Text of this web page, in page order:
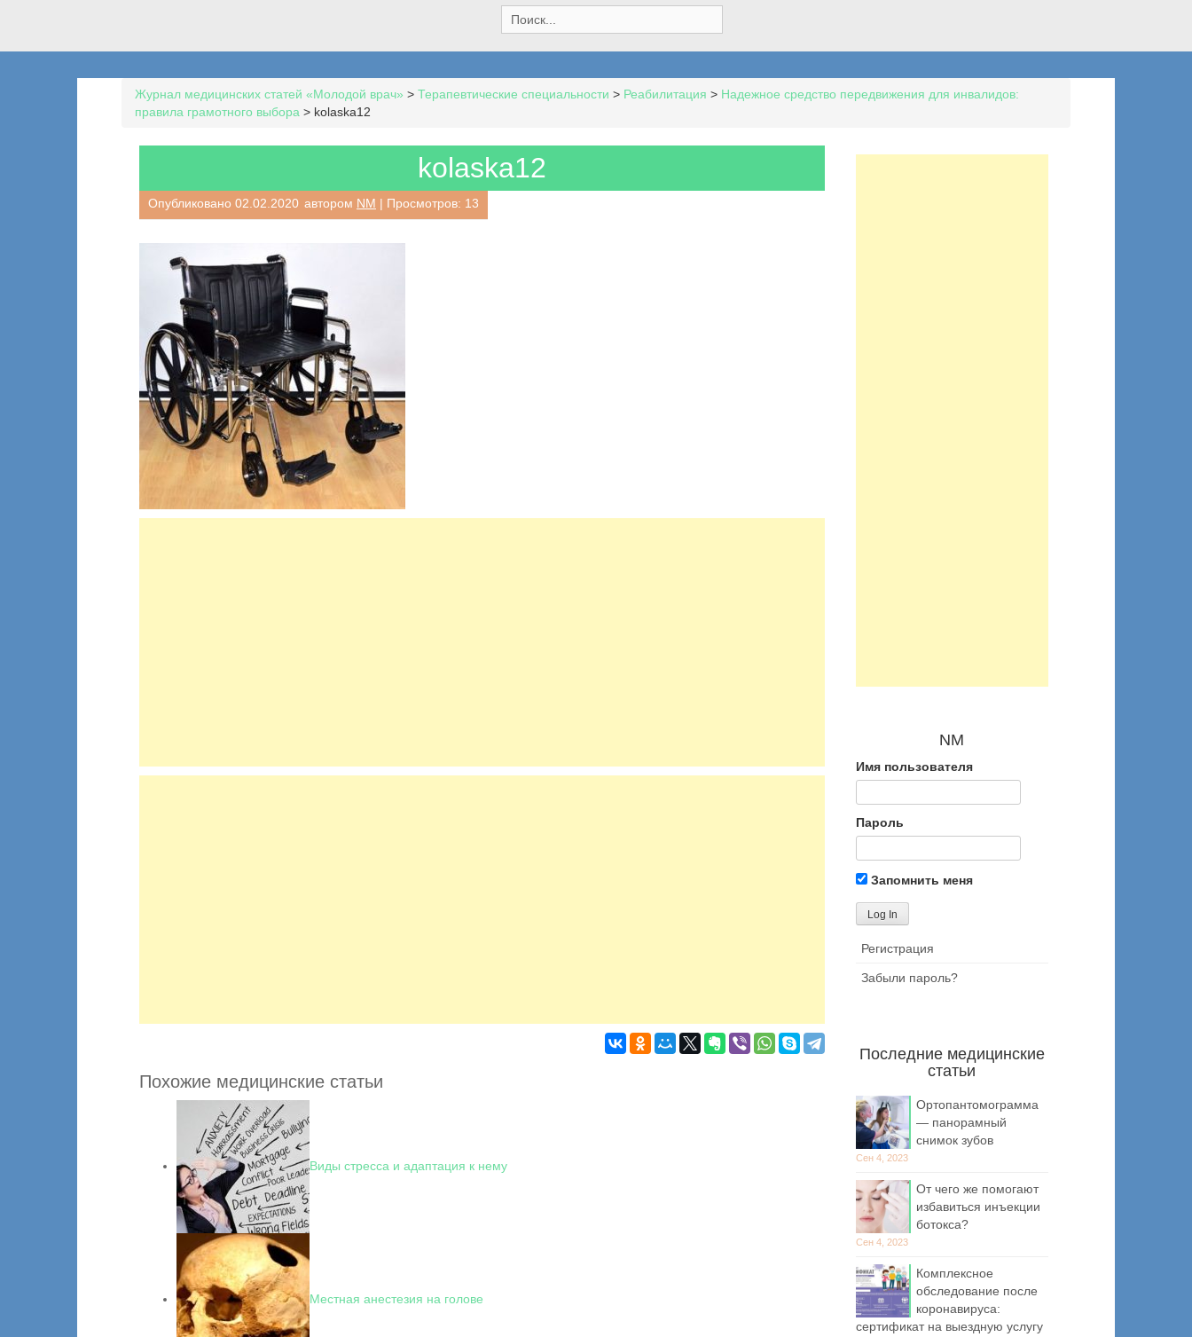
e
a
h
:
Журнал медицинских статей «Молодой врач» > Терапевтические специальности > Реабилитация > Надежное средство передвижения для инвалидов:
правила грамотного выбора > kolaska12
kolaska12
Опубликовано 02.02.2020 автором NM | Просмотров: 13
Похожие медицинские статьи
Виды стресса и адаптация к нему
Местная анестезия на голове
NM
Имя пользователя
Пароль
Запомнить меня
Регистрация
Забыли пароль?
Последние медицинские
статьи
Ортопантомограмма
— панорамный
снимок зубов
Сен 4, 2023
От чего же помогают
избавиться инъекции
ботокса?
Сен 4, 2023
Комплексное
обследование после
коронавируса:
сертификат на выездную услугу